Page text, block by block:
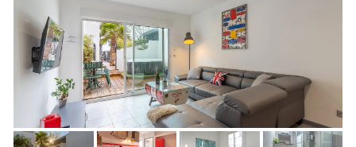
en plein air, tandis qu'un barbecue vous permet...